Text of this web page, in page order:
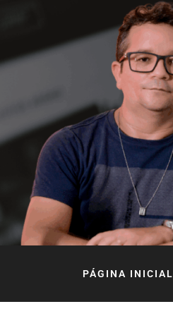
PÁGINA INICIAL